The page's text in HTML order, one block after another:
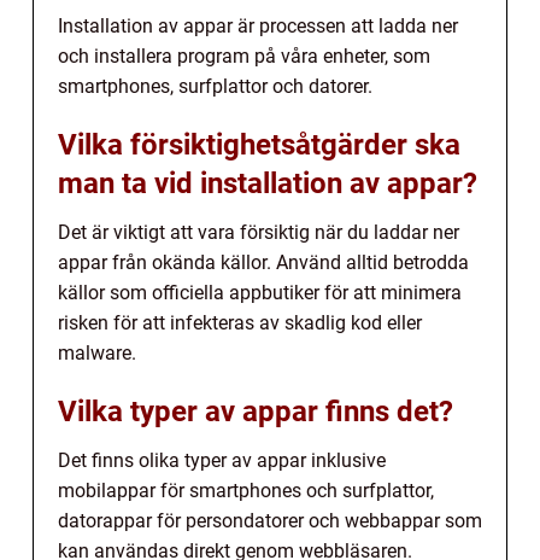
Installation av appar är processen att ladda ner
och installera program på våra enheter, som
smartphones, surfplattor och datorer.
Vilka försiktighetsåtgärder ska
man ta vid installation av appar?
Det är viktigt att vara försiktig när du laddar ner
appar från okända källor. Använd alltid betrodda
källor som officiella appbutiker för att minimera
risken för att infekteras av skadlig kod eller
malware.
Vilka typer av appar finns det?
Det finns olika typer av appar inklusive
mobilappar för smartphones och surfplattor,
datorappar för persondatorer och webbappar som
kan användas direkt genom webbläsaren.